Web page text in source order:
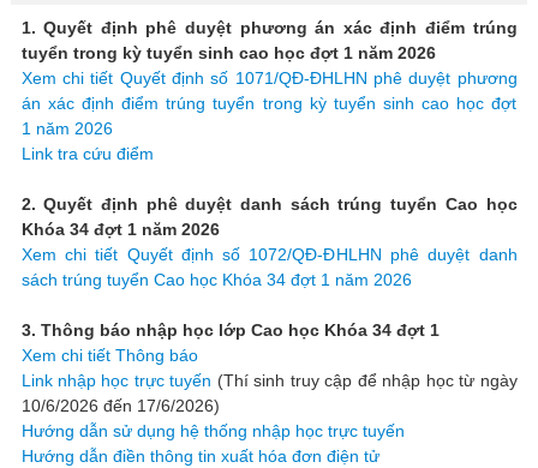
1. Quyết định phê duyệt phương án xác định điểm trúng
tuyển trong kỳ tuyển sinh cao học đợt 1 năm 2026
Xem chi tiết Quyết định số 1071/QĐ-ĐHLHN phê duyệt phương
án xác định điểm trúng tuyển trong kỳ tuyển sinh cao học đợt
1 năm 2026
Link tra cứu điểm
2. Quyết định phê duyệt danh sách trúng tuyển Cao học
Khóa 34 đợt 1 năm 2026
Xem chi tiết Quyết định số 1072/QĐ-ĐHLHN phê duyệt danh
sách trúng tuyển Cao học Khóa 34 đợt 1 năm 2026
3. Thông báo nhập học lớp Cao học Khóa 34 đợt 1
Xem chi tiết Thông báo
Link nhập học trực tuyến (Thí sinh truy cập để nhập học từ ngày
10/6/2026 đến 17/6/2026)
Hướng dẫn sử dụng hệ thống nhập học trực tuyến
Hướng dẫn điền thông tin xuất hóa đơn điện tử